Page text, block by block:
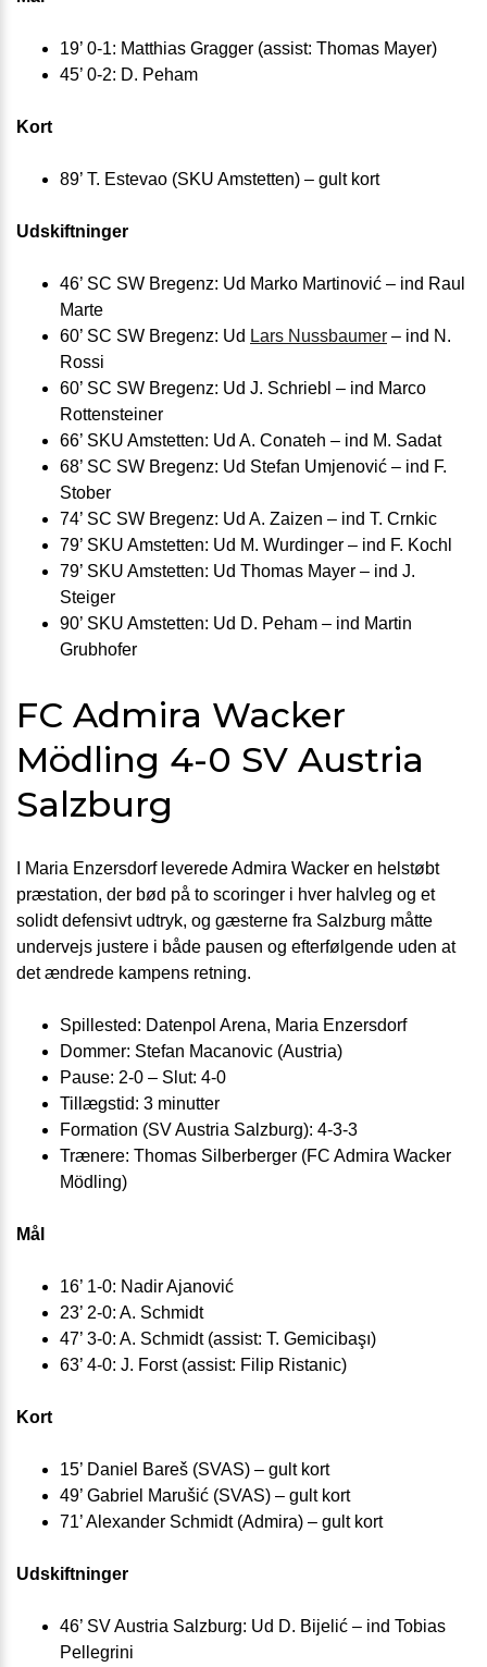
19’ 0-1: Matthias Gragger (assist: Thomas Mayer)
45’ 0-2: D. Peham
Kort
89’ T. Estevao (SKU Amstetten) – gult kort
Udskiftninger
46’ SC SW Bregenz: Ud Marko Martinović – ind Raul
Marte
60’ SC SW Bregenz: Ud Lars Nussbaumer – ind N.
Rossi
60’ SC SW Bregenz: Ud J. Schriebl – ind Marco
Rottensteiner
66’ SKU Amstetten: Ud A. Conateh – ind M. Sadat
68’ SC SW Bregenz: Ud Stefan Umjenović – ind F.
Stober
74’ SC SW Bregenz: Ud A. Zaizen – ind T. Crnkic
79’ SKU Amstetten: Ud M. Wurdinger – ind F. Kochl
79’ SKU Amstetten: Ud Thomas Mayer – ind J.
Steiger
90’ SKU Amstetten: Ud D. Peham – ind Martin
Grubhofer
FC Admira Wacker
Mödling 4-0 SV Austria
Salzburg
I Maria Enzersdorf leverede Admira Wacker en helstøbt
præstation, der bød på to scoringer i hver halvleg og et
solidt defensivt udtryk, og gæsterne fra Salzburg måtte
undervejs justere i både pausen og efterfølgende uden at
det ændrede kampens retning.
Spillested: Datenpol Arena, Maria Enzersdorf
Dommer: Stefan Macanovic (Austria)
Pause: 2-0 – Slut: 4-0
Tillægstid: 3 minutter
Formation (SV Austria Salzburg): 4-3-3
Trænere: Thomas Silberberger (FC Admira Wacker
Mödling)
Mål
16’ 1-0: Nadir Ajanović
23’ 2-0: A. Schmidt
47’ 3-0: A. Schmidt (assist: T. Gemicibaşı)
63’ 4-0: J. Forst (assist: Filip Ristanic)
Kort
15’ Daniel Bareš (SVAS) – gult kort
49’ Gabriel Marušić (SVAS) – gult kort
71’ Alexander Schmidt (Admira) – gult kort
Udskiftninger
46’ SV Austria Salzburg: Ud D. Bijelić – ind Tobias
Pellegrini